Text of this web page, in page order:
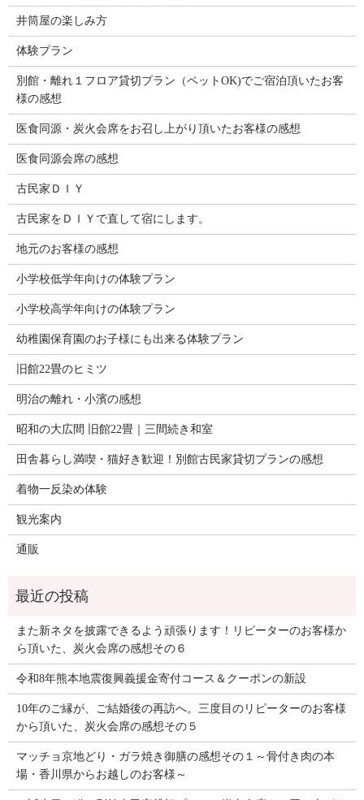
井筒屋の楽しみ方
体験プラン
別館・離れ１フロア貸切プラン（ペットOK)でご宿泊頂いたお客
様の感想
医食同源・炭火会席をお召し上がり頂いたお客様の感想
医食同源会席の感想
古民家ＤＩＹ
古民家をＤＩＹで直して宿にします。
地元のお客様の感想
小学校低学年向けの体験プラン
小学校高学年向けの体験プラン
幼稚園保育園のお子様にも出来る体験プラン
旧館22畳のヒミツ
明治の離れ・小濱の感想
昭和の大広間 旧館22畳｜三間続き和室
田舎暮らし満喫・猫好き歓迎！別館古民家貸切プランの感想
着物一反染め体験
観光案内
通販
また新ネタを披露できるよう頑張ります！リピーターのお客様か
ら頂いた、炭火会席の感想その６
令和8年熊本地震復興義援金寄付コース＆クーポンの新設
10年のご縁が、ご結婚後の再訪へ。三度目のリピーターのお客様
から頂いた、炭火会席の感想その５
マッチョ京地どり・ガラ焼き御膳の感想その１～骨付き肉の本
場・香川県からお越しのお客様～